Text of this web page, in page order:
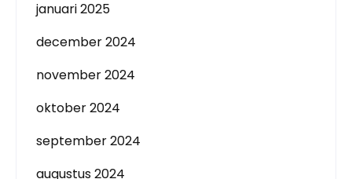
januari 2025
december 2024
november 2024
oktober 2024
september 2024
augustus 2024